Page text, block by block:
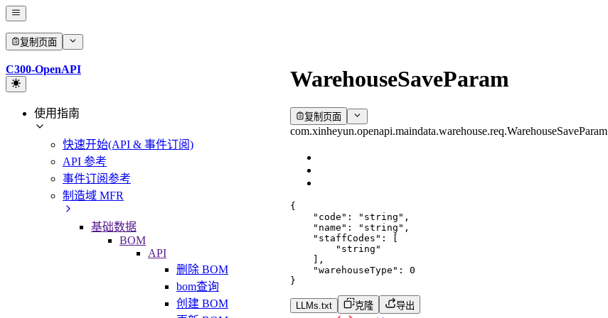
复制页面
C300-OpenAPI
使用指南
快速开始(API & 事件订阅)
API 参考
事件订阅参考
制造域 MFR
基础数据
BOM
API
删除 BOM
bom查询
创建 BOM
WarehouseSaveParam
复制页面
com.xinheyun.openapi.maindata.warehouse.req.WarehouseSaveParam
{
"code" : "string" ,
"name" : "string" ,
"staffCodes" :
"string"
,
"warehouseType" :
0
}
LLMs.txt 克隆 导出